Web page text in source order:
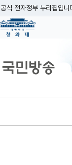
식 전자정부 누리집입니
하기
른 도메인 주소를 사
기